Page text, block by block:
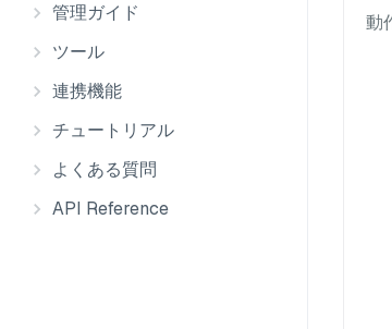
管理ガイド
ツール
連携機能
チュートリアル
よくある質問
API Reference
動